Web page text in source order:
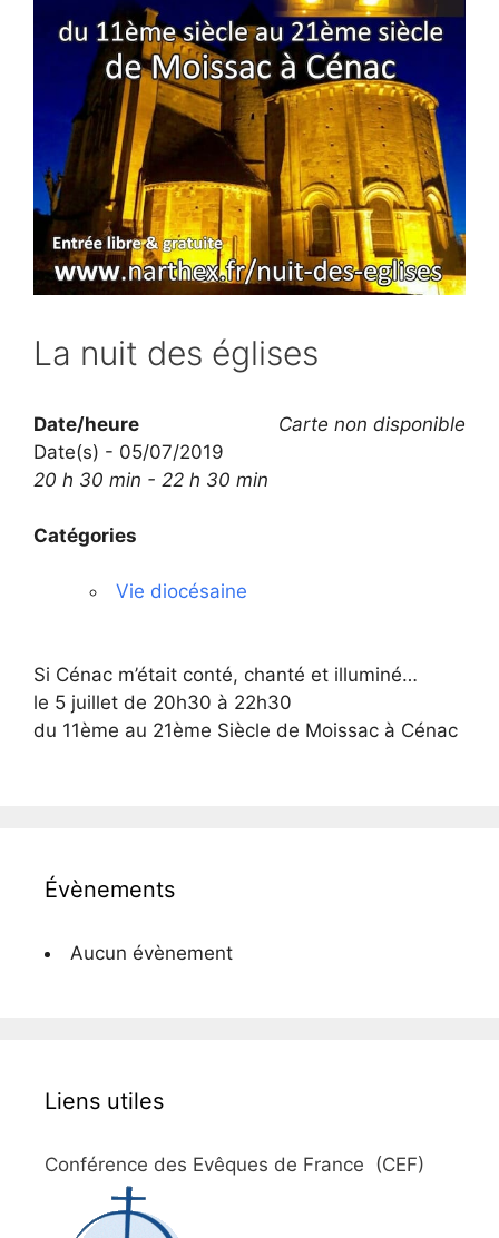
La nuit des églises
Carte non disponible
Date/heure
Date(s) - 05/07/2019
20 h 30 min - 22 h 30 min
Catégories
Vie diocésaine
Si Cénac m’était conté, chanté et illuminé…
le 5 juillet de 20h30 à 22h30
du 11ème au 21ème Siècle de Moissac à Cénac
Évènements
Aucun évènement
Liens utiles
Conférence des Evêques de France (CEF)